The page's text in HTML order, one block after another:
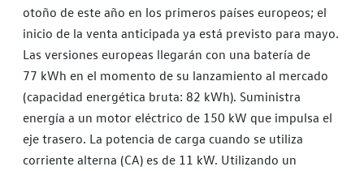
otoño de este año en los primeros países europeos; el
inicio de la venta anticipada ya está previsto para mayo.
Las versiones europeas llegarán con una batería de
77 kWh en el momento de su lanzamiento al mercado
(capacidad energética bruta: 82 kWh). Suministra
energía a un motor eléctrico de 150 kW que impulsa el
eje trasero. La potencia de carga cuando se utiliza
corriente alterna (CA) es de 11 kW. Utilizando un